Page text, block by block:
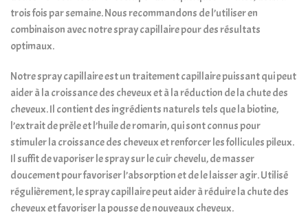
trois fois par semaine. Nous recommandons de l’utiliser en
combinaison avec notre spray capillaire pour des résultats
optimaux.
Notre spray capillaire est un traitement capillaire puissant qui peut
aider à la croissance des cheveux et à la réduction de la chute des
cheveux. Il contient des ingrédients naturels tels que la biotine,
l’extrait de prêle et l’huile de romarin, qui sont connus pour
stimuler la croissance des cheveux et renforcer les follicules pileux.
Il suffit de vaporiser le spray sur le cuir chevelu, de masser
doucement pour favoriser l’absorption et de le laisser agir. Utilisé
régulièrement, le spray capillaire peut aider à réduire la chute des
cheveux et favoriser la pousse de nouveaux cheveux.